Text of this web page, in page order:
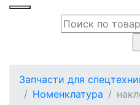
Запчасти для
Номенклатура